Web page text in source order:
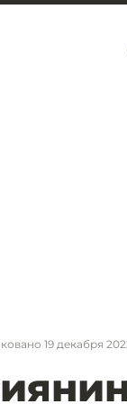
19 декабря